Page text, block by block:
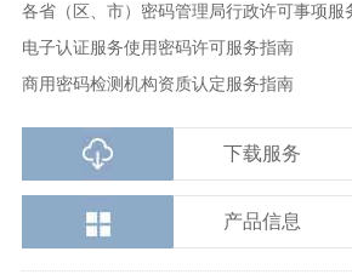
各省（区、市）密码管理局行政许可事项服
电子认证服务使用密码许可服务指南
商用密码检测机构资质认定服务指南
下载服务
产品信息